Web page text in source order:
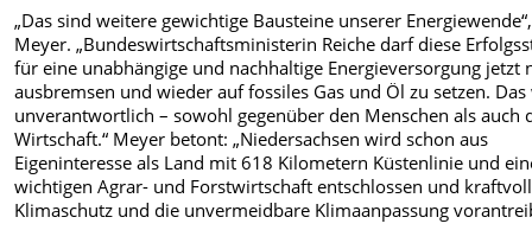
„Das sind weitere gewichtige Bausteine unserer
Meyer. „Bundeswirtschaftsministerin Reiche darf diese
für eine unabhängige und nachhaltige Energieversorgung jetzt
ausbremsen und wieder auf fossiles Gas und Öl zu setzen. Das
unverantwortlich – sowohl gegenüber den Menschen als auch
Wirtschaft.“ Meyer betont: „Niedersachsen wird schon aus
Eigeninteresse als Land mit 618 Kilometern Küstenlinie und
wichtigen Agrar- und Forstwirtschaft entschlossen und
Klimaschutz und die unvermeidbare Klimaanpassung